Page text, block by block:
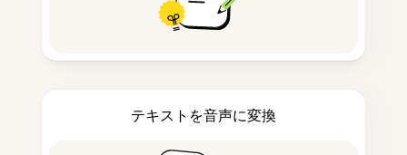
テキストを音声に変換